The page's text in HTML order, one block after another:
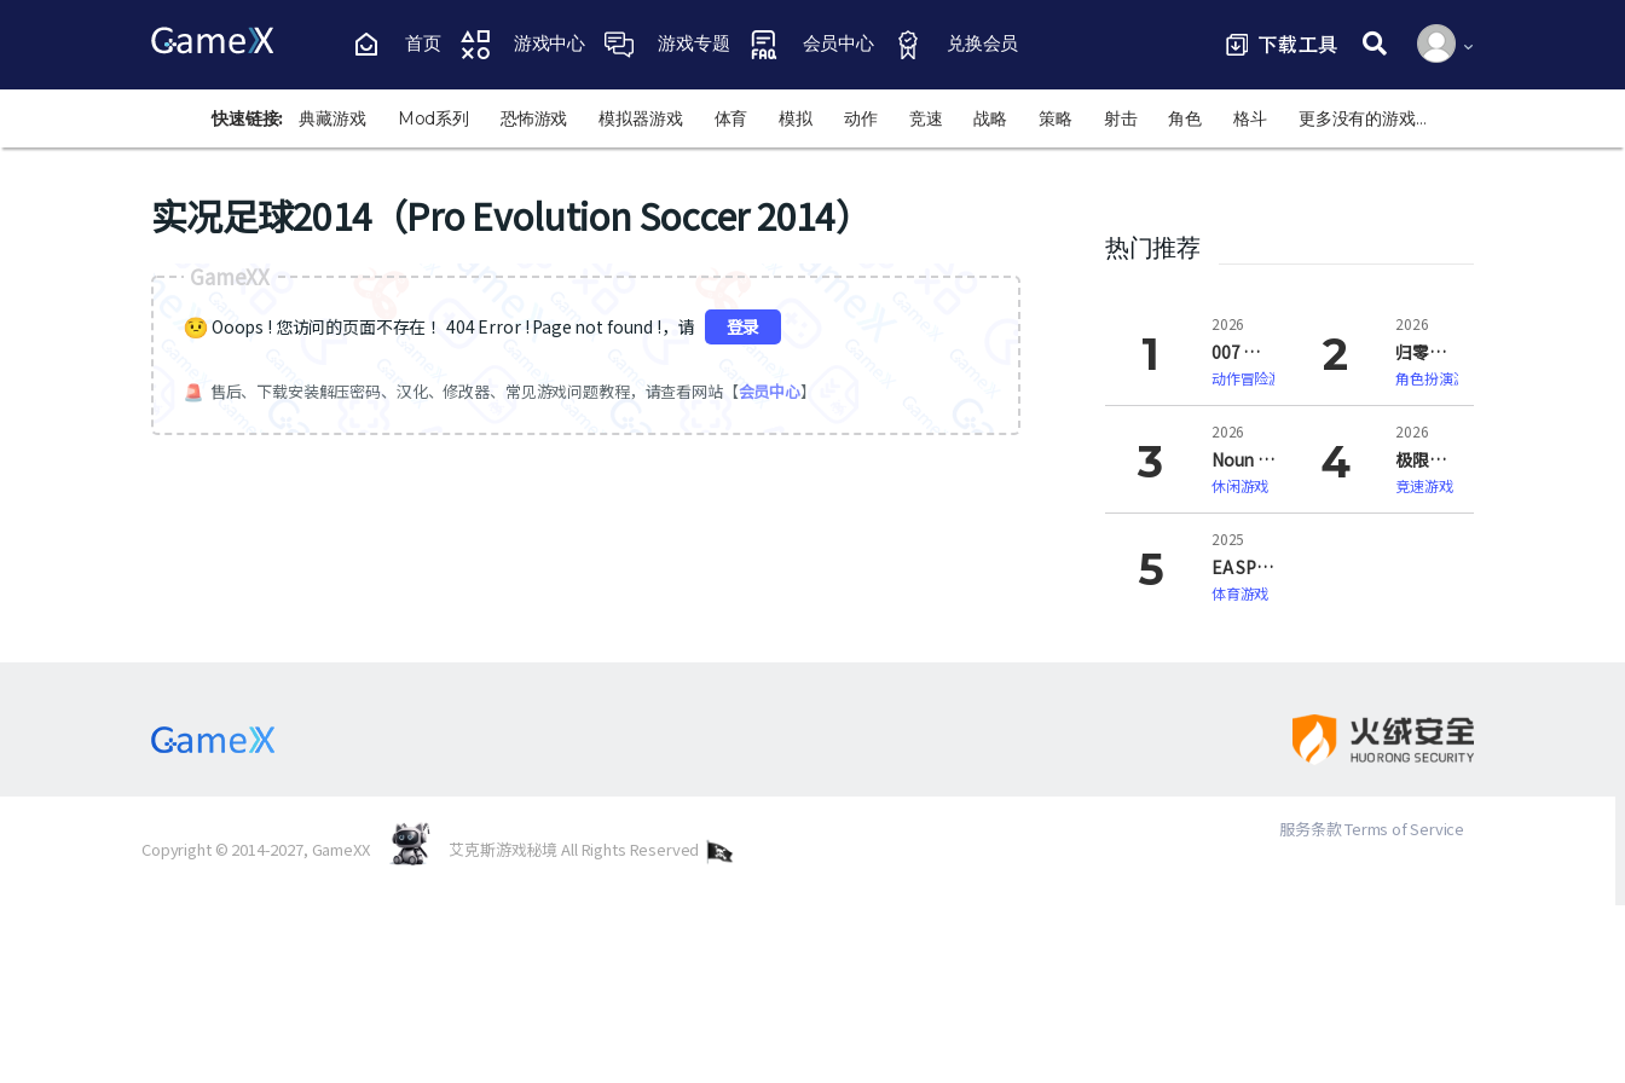
首页 游戏中心 游戏专题 会员中心 兑换会员
搜索:
快速链接: 典藏游戏 Mod系列 恐怖游戏 模拟器游戏 体育 模拟 动作 竞速 战略 策略 射击 角色 格斗 更多没有的游戏…
实况足球2014（Pro Evolution Soccer 2014）
GameXX
Ooops ! 您访问的页面不存在 ！404 Error ! Page not found !，请 登录
售后、下载安装解压密码、汉化、修改器、常见游戏问题教程，请查看网站【会员中心】
热门推荐
2026
007 初露锋芒（007 First Light）
动作冒险游戏
2026
归零巡礼：亡谍镇魂曲（ZERO PARADES: For Dead Spies）
角色扮演游戏
2026
Noun Town 语言学习（Noun Town Language Learning）
休闲游戏
2026
极限竞速：地平线6（Forza Horizon 6）
竞速游戏
2025
EA SPORTS FC 26
体育游戏
Copyright © 2014-2027, GameXX 艾克斯游戏秘境 All Rights Reserved
服务条款 Terms of Service